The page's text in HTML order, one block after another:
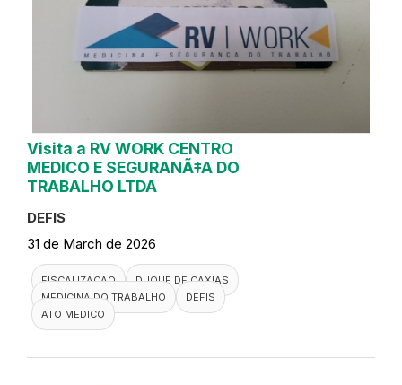
Visita a RV WORK CENTRO
MEDICO E SEGURANÃ‡A DO
TRABALHO LTDA
DEFIS
31 de March de 2026
FISCALIZACAO
DUQUE DE CAXIAS
MEDICINA DO TRABALHO
DEFIS
ATO MEDICO